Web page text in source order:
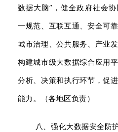
数据大脑”，健全政府社会
一规范、互联互通、安全可
城市治理、公共服务、产业
构建城市级大数据综合应用
分析、决策和执行环节，促
能力。（各地区负责）
八、强化大数据安全防